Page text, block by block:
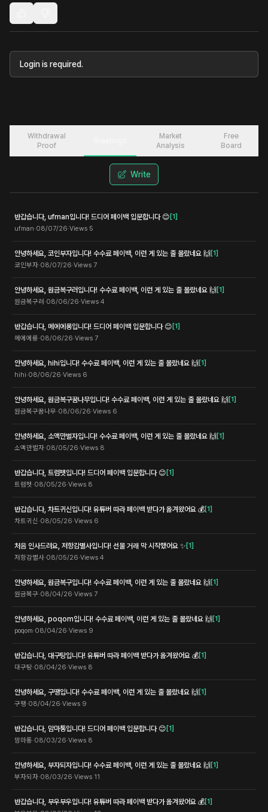
Login is required.
Withdrawal
Proof
Market
Analysis
Free
Board
Write
반갑습니다, ufman입니다! 드디어 페이백 입문합니다 😊 [1]
ufman·08/07/26·Views 5
안녕하세요, 코인부자입니다! 수수료 페이백, 이런 게 있는 줄 몰랐네요 🙌 [1]
코인부자·08/07/26·Views 7
안녕하세요, 원금복구러입니다! 수수료 페이백, 이런 게 있는 줄 몰랐네요 🙌 [1]
원금복구러·08/06/26·Views 4
반갑습니다, 메에에롱입니다! 드디어 페이백 입문합니다 😊 [1]
메에에롱·08/06/26·Views 7
안녕하세요, hihi입니다! 수수료 페이백, 이런 게 있는 줄 몰랐네요 🙌 [1]
hihi·08/06/26·Views 6
안녕하세요, 원금복구꿈나무입니다! 수수료 페이백, 이런 게 있는 줄 몰랐네요 🙌 [1]
원금복구꿈나무·08/06/26·Views 6
안녕하세요, 소액만벌자입니다! 수수료 페이백, 이런 게 있는 줄 몰랐네요 🙌 [1]
소액만벌자·08/05/26·Views 8
반갑습니다, 트럼펫입니다! 드디어 페이백 입문합니다 😊 [1]
트럼펫 ·08/05/26·Views 8
반갑습니다, 차트귀신입니다! 유튜버 따라 페이백 받다가 옮겨왔어요 💰[1]
차트귀신 ·08/05/26·Views 6
처음 인사드려요, 저항감별사입니다! 선물 거래 막 시작했어요 ✨ [1]
저항감별사·08/05/26·Views 4
안녕하세요, 원금복구입니다! 수수료 페이백, 이런 게 있는 줄 몰랐네요 🙌 [1]
원금복구·08/04/26·Views 7
안녕하세요, poqom입니다! 수수료 페이백, 이런 게 있는 줄 몰랐네요 🙌 [1]
poqom·08/04/26·Views 9
반갑습니다, 대구탕입니다! 유튜버 따라 페이백 받다가 옮겨왔어요 💰[1]
대구탕·08/04/26·Views 8
안녕하세요, 구땡입니다! 수수료 페이백, 이런 게 있는 줄 몰랐네요 🙌 [1]
구땡·08/04/26·Views 9
반갑습니다, 맘마통입니다! 드디어 페이백 입문합니다 😊 [1]
맘마통·08/03/26·Views 8
안녕하세요, 부자되자입니다! 수수료 페이백, 이런 게 있는 줄 몰랐네요 🙌 [1]
부자되자·08/03/26·Views 11
반갑습니다, 부우부우입니다! 유튜버 따라 페이백 받다가 옮겨왔어요 💰[1]